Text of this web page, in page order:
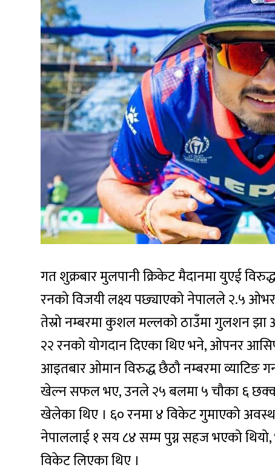
गत शुक्रबार मुलपानी क्रिकेट मैदानमा युएई
रनको विजयी लक्ष्य पछ्याएको नेपालले २.५
तेस्रो नम्बरमा कुशल मल्लको ठाउँमा गुलशन झा
२२ रनको योगदान दिएका थिए भने, ओपनर
आइतबार ओमान विरुद्ध छैठौ नम्बरमा व्याटिङ
खेल्न सफल भए, उनले २५ बलमा ५ चौका ६
खेलेका थिए । ६० रनमा ४ विकेट गुमाएको
नेपाललाई १ सय ८४ सम्म पुग्न सहज भएको
विकेट लिएका थिए ।